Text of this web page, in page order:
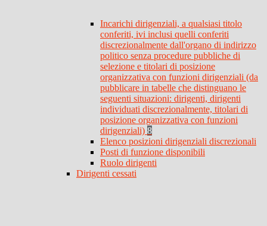
Incarichi dirigenziali, a qualsiasi titolo
conferiti, ivi inclusi quelli conferiti
discrezionalmente dall'organo di indirizzo
politico senza procedure pubbliche di
selezione e titolari di posizione
organizzativa con funzioni dirigenziali (da
pubblicare in tabelle che distinguano le
seguenti situazioni: dirigenti, dirigenti
individuati discrezionalmente, titolari di
posizione organizzativa con funzioni
dirigenziali) 8
Elenco posizioni dirigenziali discrezionali
Posti di funzione disponibili
Ruolo dirigenti
Dirigenti cessati